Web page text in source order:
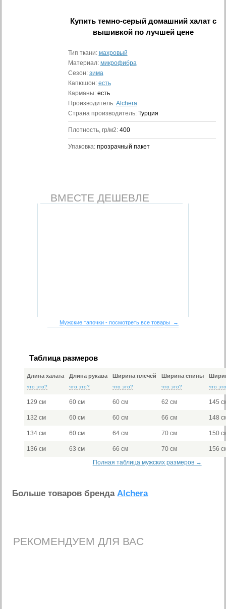
Купить темно-серый домашний халат с
вышивкойпо лучшей цене
Тип ткани: махровый
Материал: микрофибра
Сезон: зима
Капюшон: есть
Карманы: есть
Производитель: Alchera
Страна производитель: Турция
Плотность, гр/м2: 400
Упаковка: прозрачный пакет
ВМЕСТЕ ДЕШЕВЛЕ
Мужские тапочки - посмотреть все товары →
Таблица размеров
Длина халата
что это?
Длина рукава
что это?
Ширина плечей
что это?
Ширина спины
что это? что
129 см 60 см 60 см 62 см 145
132 см 60 см 60 см 66 см 148
134 см 60 см 64 см 70 см 150
136 см 63 см 66 см 70 см
156
Полная таблица мужских размеров →
Больше товаров брендаAlchera
РЕКОМЕНДУЕМ ДЛЯ ВАС